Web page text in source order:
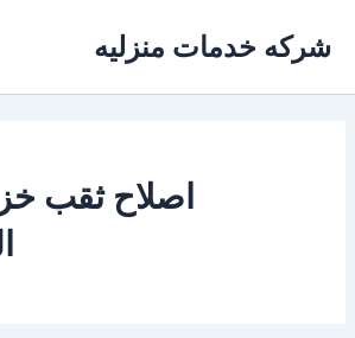
المحتوى
شركه خدمات منزليه
اصلاح ثقب